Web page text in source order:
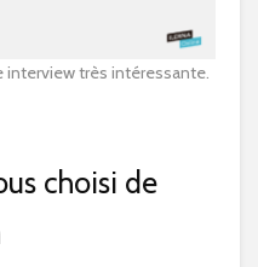
interview très intéressante.
choisi de